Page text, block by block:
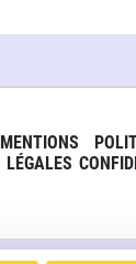
MENTIONS
LÉGALES